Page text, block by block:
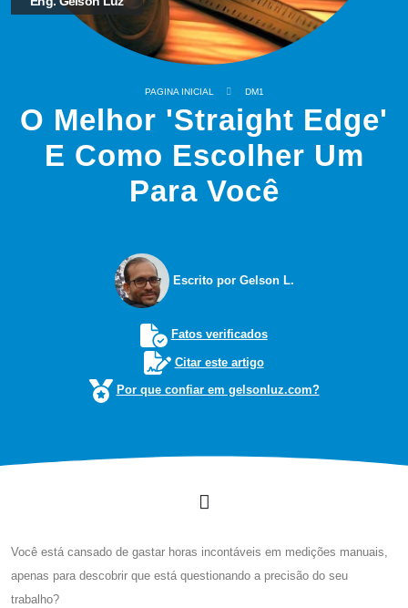
PAGINA INICIAL DM1
O Melhor 'Straight Edge'
E Como Escolher Um
Para Você
Escrito por Gelson L.
Fatos verificados
Citar este artigo
Por que confiar em gelsonluz.com?
Você está cansado de gastar horas incontáveis ​​em medições manuais,
apenas para descobrir que está questionando a precisão do seu
trabalho?